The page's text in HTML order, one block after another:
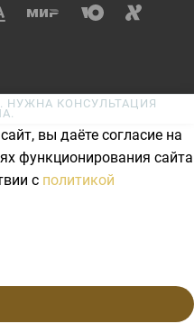
НУЖНА КОНСУЛЬТАЦИЯ
вы даёте согласие на
функционирования сайта
с политикой